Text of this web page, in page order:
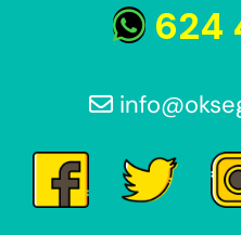
624